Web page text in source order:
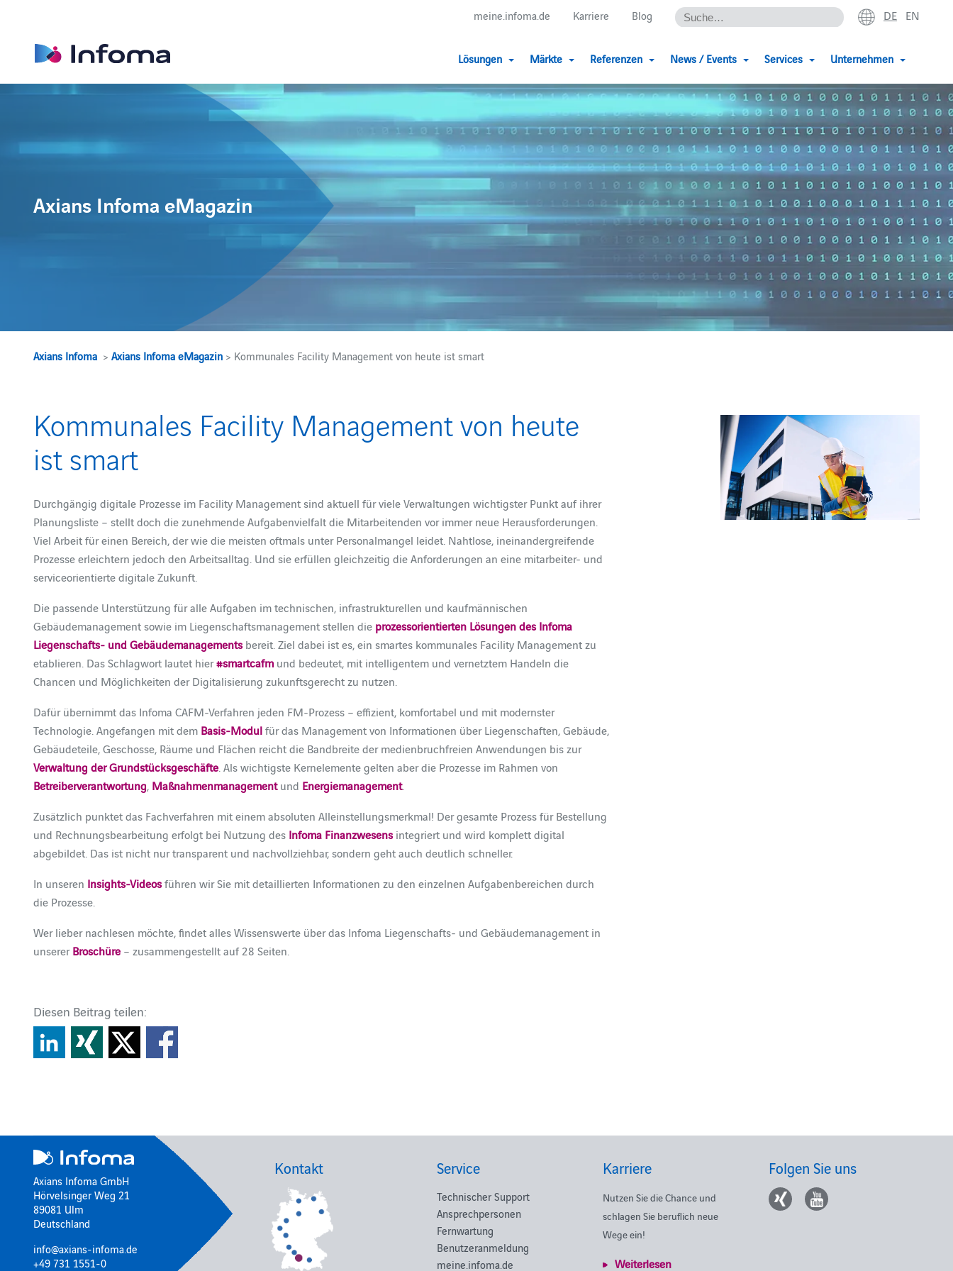
meine.infoma.de Karriere Blog DE EN
Lösungen Märkte Referenzen News / Events Services Unternehmen
Axians Infoma eMagazin
Axians Infoma >Axians Infoma eMagazin > Kommunales Facility Management von heute ist smart
Kommunales Facility Management von heute
ist smart
Durchgängig digitale Prozesse im Facility Management sind aktuell für viele Verwaltungen wichtigster Punkt auf ihrer
Planungsliste – stellt doch die zunehmende Aufgabenvielfalt die Mitarbeitenden vor immer neue Herausforderungen.
Viel Arbeit für einen Bereich, der wie die meisten oftmals unter Personalmangel leidet. Nahtlose, ineinandergreifende
Prozesse erleichtern jedoch den Arbeitsalltag. Und sie erfüllen gleichzeitig die Anforderungen an eine mitarbeiter- und
serviceorientierte digitale Zukunft.
Die passende Unterstützung für alle Aufgaben im technischen, infrastrukturellen und kaufmännischen
Gebäudemanagement sowie im Liegenschaftsmanagement stellen die prozessorientierten Lösungen des Infoma
Liegenschafts- und Gebäudemanagementsbereit. Ziel dabei ist es, ein smartes kommunales Facility Management zu
etablieren. Das Schlagwort lautet hier#smartcafm und bedeutet, mit intelligentem und vernetztem Handeln die
Chancen und Möglichkeiten der Digitalisierung zukunftsgerecht zu nutzen.
Dafür übernimmt das Infoma CAFM-Verfahren jeden FM-Prozess – effizient, komfortabel und mit modernster
Technologie. Angefangen mit dem Basis-Modulfür das Management von Informationen über Liegenschaften, Gebäude,
Gebäudeteile, Geschosse, Räume und Flächen reicht die Bandbreite der medienbruchfreien Anwendungen bis zur
Verwaltung der Grundstücksgeschäfte. Als wichtigste Kernelemente gelten aber die Prozesse im Rahmen von
Betreiberverantwortung, Maßnahmenmanagement und Energiemanagement.
Zusätzlich punktet das Fachverfahren mit einem absoluten Alleinstellungsmerkmal! Der gesamte Prozess für Bestellung
und Rechnungsbearbeitung erfolgt bei Nutzung des Infoma Finanzwesensintegriert und wird komplett digital
abgebildet. Das ist nicht nur transparent und nachvollziehbar, sondern geht auch deutlich schneller.
In unseren Insights-Videosführen wir Sie mit detaillierten Informationen zu den einzelnen Aufgabenbereichen durch
die Prozesse.
Wer lieber nachlesen möchte, findet alles Wissenswerte über das Infoma Liegenschafts- und Gebäudemanagement in
unsererBroschüre – zusammengestellt auf 28 Seiten.
Diesen Beitrag teilen:
Axians Infoma GmbH
Hörvelsinger Weg 21
89081 Ulm
Deutschland
info@axians-infoma.de
+49 731 1551-0
Kontakt Service
Technischer Support
Ansprechpersonen
Fernwartung
Benutzeranmeldung
meine.infoma.de
Karriere
Nutzen Sie die Chance und
schlagen Sie beruflich neue
Wege ein!
Weiterlesen
Folgen Sie uns